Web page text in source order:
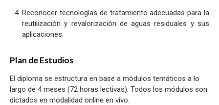
Reconocer tecnologías de tratamiento adecuadas para la
reutilización y revalorización de aguas residuales y sus
aplicaciones.
Plan de Estudios
El diploma se estructura en base a módulos temáticos a lo
largo de 4 meses (72 horas lectivas). Todos los módulos son
dictados en modalidad online en vivo.